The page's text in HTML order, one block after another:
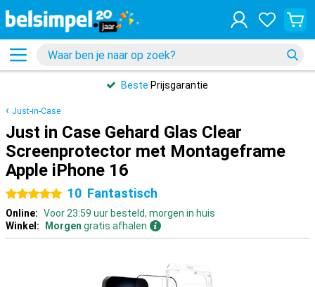
Beste Prijsgarantie
Just-in-Case
Just in Case Gehard Glas Clear
Screenprotector met Montageframe
Apple iPhone 16
5 sterren10 Fantastisch
Online: Voor 23:59 uur besteld, morgen in huis
Winkel:
Morgen gratis afhalen